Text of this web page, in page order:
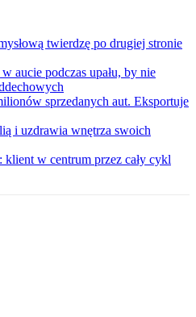
twierdzę po drugiej stronie
aucie podczas upału, by nie
sprzedanych aut. Eksportuje
i uzdrawia wnętrza swoich
klient w centrum przez cały cykl